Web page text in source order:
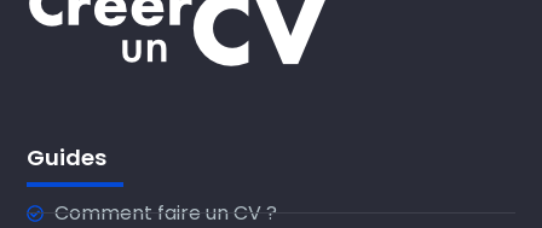
Guides
Comment faire un CV ?